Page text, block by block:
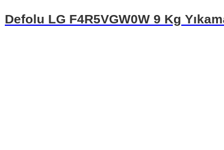
Defolu LG F4R5VGW0W 9 Kg